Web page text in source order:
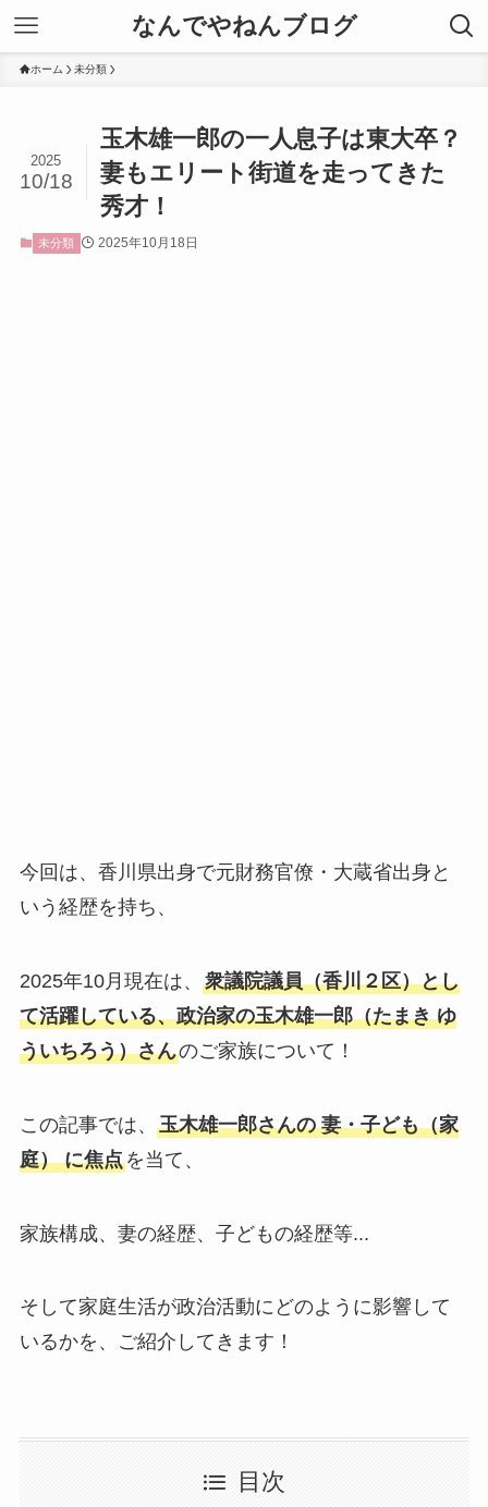
なんでやねんブログ
ホーム 未分類
玉木雄一郎の一人息子は東大卒？
妻もエリート街道を走ってきた
秀才！
2025
10/18
未分類 2025年10月18日
今回は、香川県出身で元財務官僚・大蔵省出身と
いう経歴を持ち、
2025年10月現在は、 衆議院議員（香川２区）とし
て活躍している、政治家の玉木雄一郎（たまき ゆ
ういちろう）さんのご家族について！
この記事では、 玉木雄一郎さんの 妻・子ども（家
庭） に焦点を当て、
家族構成、妻の経歴、子どもの経歴等...
そして家庭生活が政治活動にどのように影響して
いるかを、ご紹介してきます！
目次